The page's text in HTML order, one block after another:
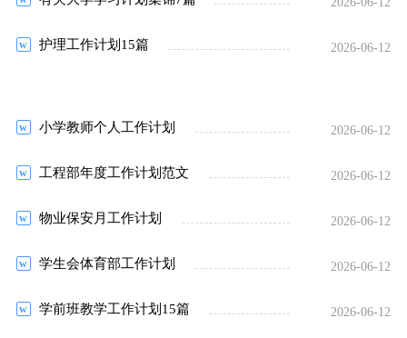
护理工作计划15篇 2026-06-12
小学教师个人工作计划 2026-06-12
工程部年度工作计划范文 2026-06-12
物业保安月工作计划 2026-06-12
学生会体育部工作计划 2026-06-12
学前班教学工作计划15篇 2026-06-12